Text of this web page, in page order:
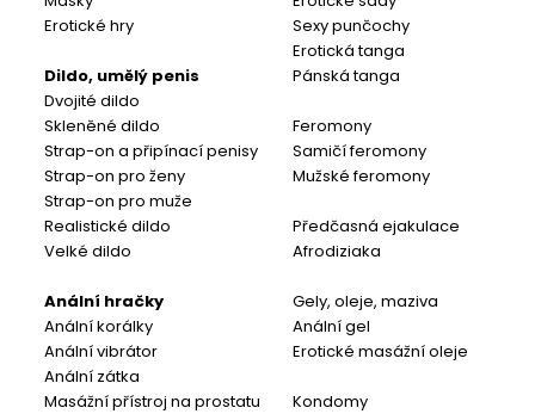
Erotické hry
Dildo, umělý penis
Dvojité dildo
Skleněné dildo
Strap-on a připínací penisy
Strap-on pro ženy
Strap-on pro muže
Realistické dildo
Velké dildo
Anální hračky
Anální korálky
Anální vibrátor
Anální zátka
Masážní přístroj na prostatu
Sexy punčochy
Erotická tanga
Pánská tanga
Feromony
Samičí feromony
Mužské feromony
Předčasná ejakulace
Afrodiziaka
Gely, oleje, maziva
Anální gel
Erotické masážní oleje
Kondomy